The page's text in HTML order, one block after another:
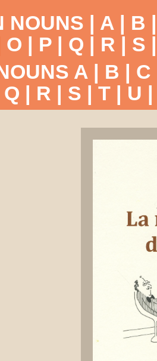
NOUNS | A | B
O | P | Q | R | S
A | B | C
Q | R | S | T| U